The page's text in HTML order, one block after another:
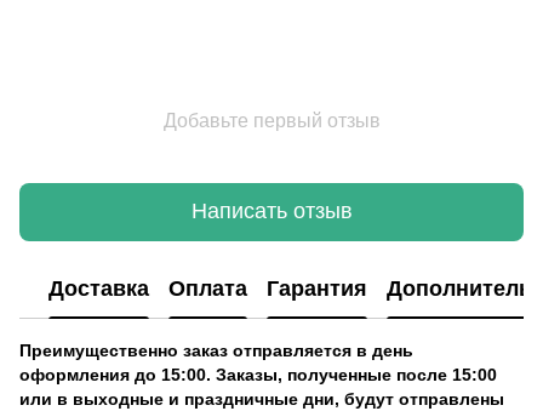
Добавьте первый отзыв
Написать отзыв
Доставка Оплата Гарантия
Преимущественно заказ отправляется в день
оформления до 15:00. Заказы, полученные после 15:00
или в выходные и праздничные дни, будут отправлены